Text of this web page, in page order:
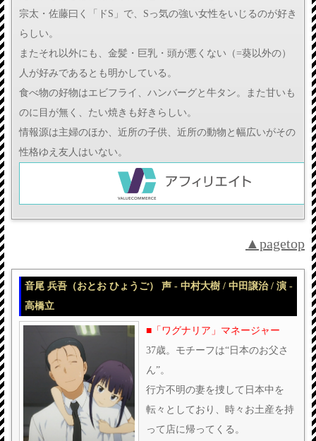
宗太・佐藤曰く「ドS」で、Sっ気の強い女性をいじるのが好き
らしい。
またそれ以外にも、金髪・巨乳・頭が悪くない（=葵以外の）
人が好みであるとも明かしている。
食べ物の好物はエビフライ、ハンバーグと牛タン。また甘いも
のに目が無く、たい焼きも好きらしい。
情報源は主婦のほか、近所の子供、近所の動物と幅広いがその
性格ゆえ友人はいない。
▲pagetop
音尾 兵吾（おとお ひょうご） 声 - 中村大樹 / 中田譲治 / 演 -
高橋立
■「ワグナリア」マネージャー
37歳。モチーフは“日本のお父さ
ん”。
行方不明の妻を捜して日本中を
転々としており、時々お土産を持
って店に帰ってくる。